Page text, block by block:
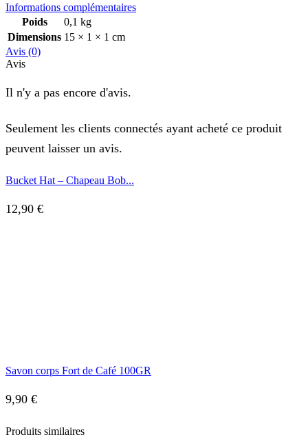
Informations complémentaires
Poids
0,1 kg
Dimensions 15 × 1 × 1 cm
Avis (0)
Avis
Il n'y a pas encore d'avis.
Seulement les clients connectés ayant acheté ce produit
peuvent laisser un avis.
Bucket Hat – Chapeau Bob...
12,90 €
Savon corps Fort de Café 100GR
9,90 €
Produits similaires